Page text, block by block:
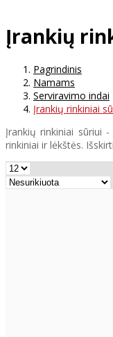
Įrankių
Pagrindinis
Namams
Serviravimo indai
Įrankių rinkiniai
Įrankių rinkiniai sūriui
rinkiniai ir lėkštės.